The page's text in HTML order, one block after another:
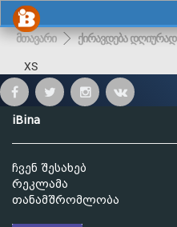
მთავარი ქირავდება დღიურად
XS
iBina
ჩვენ შესახებ
რეკლამა
თანამშრომლობა